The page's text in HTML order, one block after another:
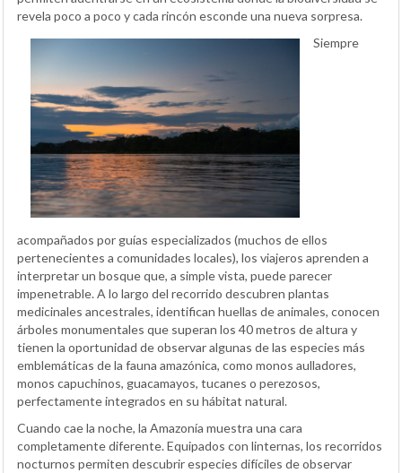
revela poco a poco y cada rincón esconde una nueva sorpresa.
Siempre
acompañados por guías especializados (muchos de ellos
pertenecientes a comunidades locales), los viajeros aprenden a
interpretar un bosque que, a simple vista, puede parecer
impenetrable. A lo largo del recorrido descubren plantas
medicinales ancestrales, identifican huellas de animales, conocen
árboles monumentales que superan los 40 metros de altura y
tienen la oportunidad de observar algunas de las especies más
emblemáticas de la fauna amazónica, como monos aulladores,
monos capuchinos, guacamayos, tucanes o perezosos,
perfectamente integrados en su hábitat natural.
Cuando cae la noche, la Amazonía muestra una cara
completamente diferente. Equipados con linternas, los recorridos
nocturnos permiten descubrir especies difíciles de observar